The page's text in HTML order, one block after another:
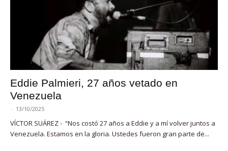
Eddie Palmieri, 27 años vetado en
Venezuela
- 13/10/2025
VÍCTOR SUÁREZ - “Nos costó 27 años a Eddie y a mí volver juntos a
Venezuela. Estamos en la gloria. Ustedes fueron gran parte de...